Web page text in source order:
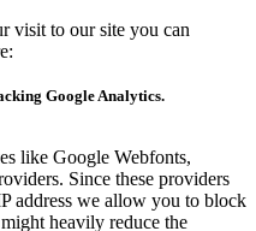
visit to our site you can
Google Analytics.
like Google Webfonts,
Since these providers
address we allow you to block
heavily reduce the